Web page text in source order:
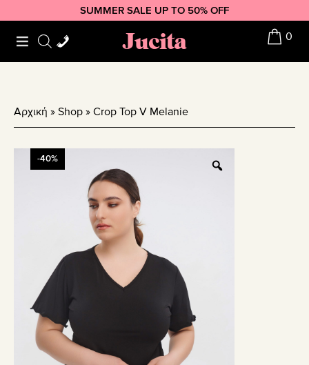
to
primary
to
main
to
footer
SUMMER SALE UP TO 50% OFF
Jucita 0
Αρχική » Shop » Crop Top V Melanie
-40%